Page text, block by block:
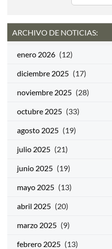
ARCHIVO DE NOTICIAS:
enero 2026 (12)
diciembre 2025 (17)
noviembre 2025 (28)
octubre 2025 (33)
agosto 2025 (19)
julio 2025 (21)
junio 2025 (19)
mayo 2025 (13)
abril 2025 (20)
marzo 2025 (9)
febrero 2025 (13)